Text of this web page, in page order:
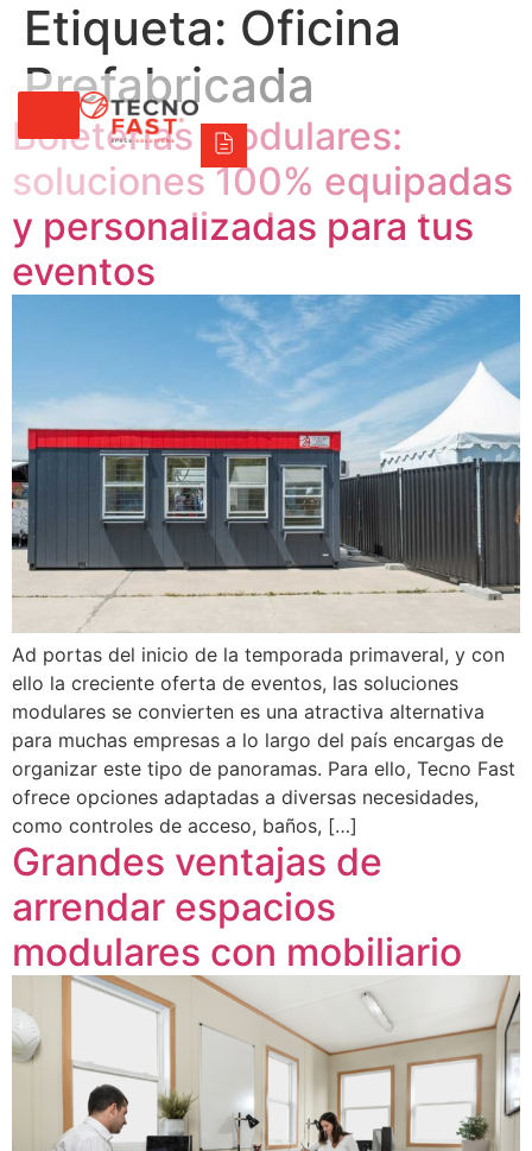
Síguenos +56 2 27905000 +56 9 3469 5135
Tecno Fast PerúAlcoTriumphBalatTecno Panel
Etiqueta: Oficina
Prefabricada
Boleterías modulares:
soluciones 100% equipadas
y personalizadas para tus
eventos
Ad portas del inicio de la temporada primaveral, y con
ello la creciente oferta de eventos, las soluciones
modulares se convierten es una atractiva alternativa
para muchas empresas a lo largo del país encargas de
organizar este tipo de panoramas. Para ello, Tecno Fast
ofrece opciones adaptadas a diversas necesidades,
como controles de acceso, baños, […]
Grandes ventajas de
arrendar espacios
modulares con mobiliario